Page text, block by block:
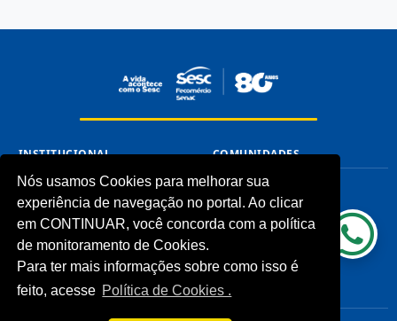
Nós usamos Cookies para melhorar sua
experiência de navegação no portal. Ao clicar
em CONTINUAR, você concorda com a política
de monitoramento de Cookies.
Para ter mais informações sobre como isso é
feito, acesse Política de Cookies .
INSTITUCIONAL
Processos Seletivos (Antigos)
Licitações
Notícias
Imprensa
Fale Conosco
Biblioteca
COMUNIDADES
Unidades Sesc-TO
Cliente
CONHEÇA
LINKS ÚTEIS